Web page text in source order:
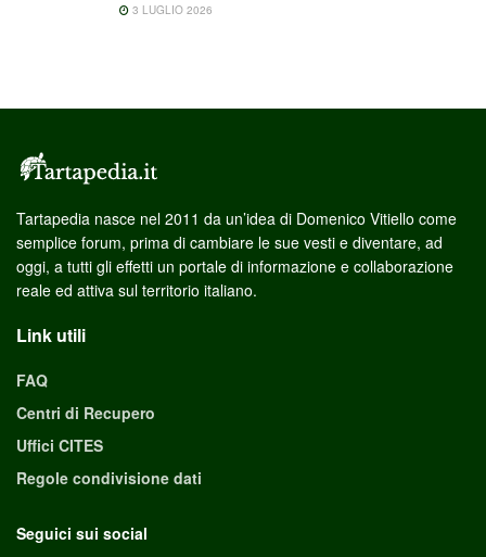
3 LUGLIO 2026
Tartapedia nasce nel 2011 da un’idea di Domenico Vitiello come
semplice forum, prima di cambiare le sue vesti e diventare, ad
oggi, a tutti gli effetti un portale di informazione e collaborazione
reale ed attiva sul territorio italiano.
Link utili
FAQ
Centri di Recupero
Uffici CITES
Regole condivisione dati
Seguici sui social